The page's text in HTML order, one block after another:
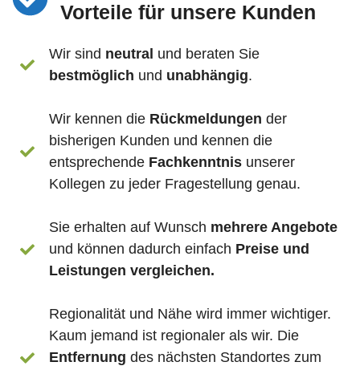
Vorteile für unsere Kunden
Wir sind neutral und beraten Sie
bestmöglich und unabhängig.
Wir kennen die Rückmeldungen der
bisherigen Kunden und kennen die
entsprechende Fachkenntnis unserer
Kollegen zu jeder Fragestellung genau.
Sie erhalten auf Wunsch mehrere Angebote
und können dadurch einfach Preise und
Leistungen vergleichen.
Regionalität und Nähe wird immer wichtiger.
Kaum jemand ist regionaler als wir. Die
Entfernung des nächsten Standortes zum